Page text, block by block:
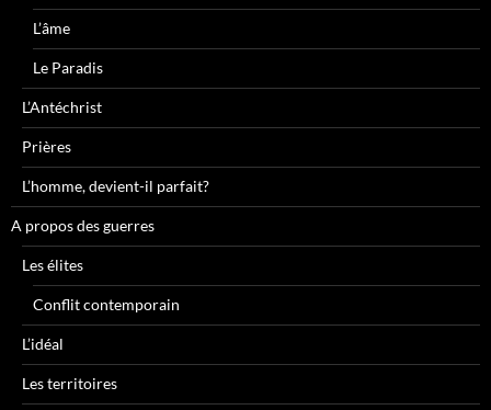
L’âme
Le Paradis
L’Antéchrist
Prières
L’homme, devient-il parfait?
A propos des guerres
Les élites
Conflit contemporain
L’idéal
Les territoires